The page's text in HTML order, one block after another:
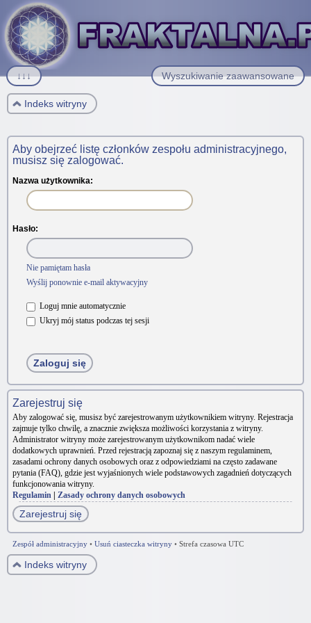
Wyszukiwanie zaawansowane
↓↓↓
Indeks witryny
Aby obejrzeć listę członków zespołu administracyjnego,
musisz się zalogować.
Nazwa użytkownika:
Hasło:
Nie pamiętam hasła
Wyślij ponownie e-mail aktywacyjny
Loguj mnie automatycznie
Ukryj mój status podczas tej sesji
Zarejestruj się
Aby zalogować się, musisz być zarejestrowanym użytkownikiem witryny. Rejestracja
zajmuje tylko chwilę, a znacznie zwiększa możliwości korzystania z witryny.
Administrator witryny może zarejestrowanym użytkownikom nadać wiele
dodatkowych uprawnień. Przed rejestracją zapoznaj się z naszym regulaminem,
zasadami ochrony danych osobowych oraz z odpowiedziami na często zadawane
pytania (FAQ), gdzie jest wyjaśnionych wiele podstawowych zagadnień dotyczących
funkcjonowania witryny.
Regulamin
Zasady ochrony danych osobowych
Zarejestruj się
Zespół administracyjny • Usuń ciasteczka witryny • Strefa czasowa UTC
Indeks witryny